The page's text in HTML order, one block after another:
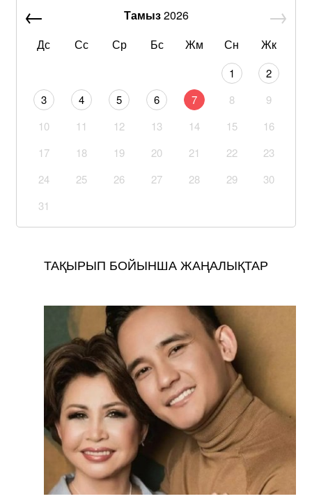
Тамыз2026
Дс
Сс Ср Бс Жм Сн Жк
1
2
3
4 5 6 7 8
9
10
11 12 13 14 15
16
17
18 19 20 21 22
23
24
25 26 27 28 29
30
31
ТАҚЫРЫП БОЙЫНША ЖАҢАЛЫҚТАР